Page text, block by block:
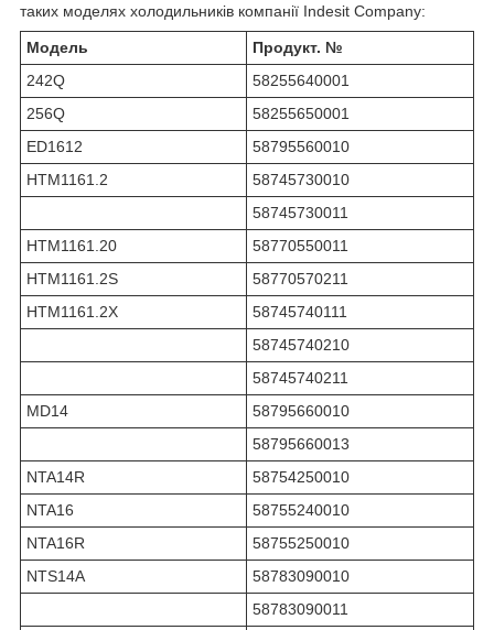
таких моделях холодильників компанії Indesit Company:
Модель
Продукт. №
242Q
58255640001
256Q
58255650001
ED1612
58795560010
HTM1161.2
58745730010
58745730011
HTM1161.20
58770550011
HTM1161.2S
58770570211
HTM1161.2X
58745740111
58745740210
58745740211
MD14
58795660010
58795660013
NTA14R
58754250010
NTA16
58755240010
NTA16R
58755250010
NTS14A
58783090010
58783090011